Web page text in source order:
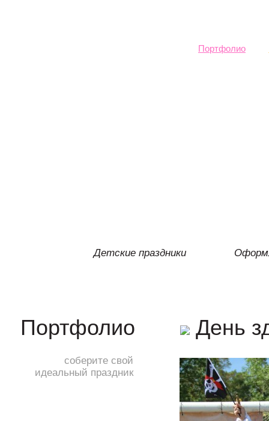
Портфолио
Детские праздники
День
соберите свой
идеальный праздник
Портфолио